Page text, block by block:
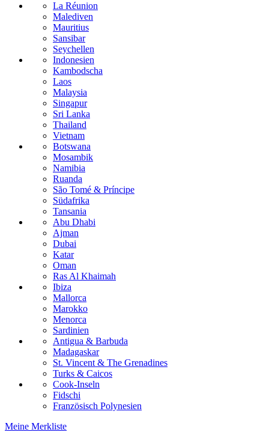
La Réunion
Malediven
Mauritius
Sansibar
Seychellen
Indonesien
Kambodscha
Laos
Malaysia
Singapur
Sri Lanka
Thailand
Vietnam
Botswana
Mosambik
Namibia
Ruanda
São Tomé & Príncipe
Südafrika
Tansania
Abu Dhabi
Ajman
Dubai
Katar
Oman
Ras Al Khaimah
Ibiza
Mallorca
Marokko
Menorca
Sardinien
Antigua & Barbuda
Madagaskar
St. Vincent & The Grenadines
Turks & Caicos
Cook-Inseln
Fidschi
Französisch Polynesien
Meine Merkliste